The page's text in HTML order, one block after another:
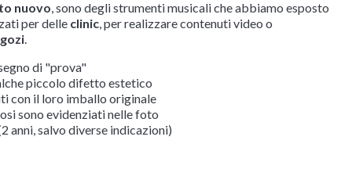
nuovo, sono degli strumenti musicali che abbiamo esposto
per delle clinic, per realizzare contenuti video o
.
di "prova"
piccolo difetto estetico
con il loro imballo originale
sono evidenziati nelle foto
anni, salvo diverse indicazioni)